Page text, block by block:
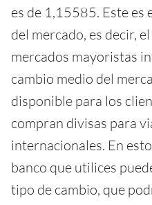
es de 1,15585. Este es
del mercado, es decir,
mercados mayoristas
cambio medio del
disponible para los
compran divisas para
internacionales. En
banco que utilices
tipo de cambio, que